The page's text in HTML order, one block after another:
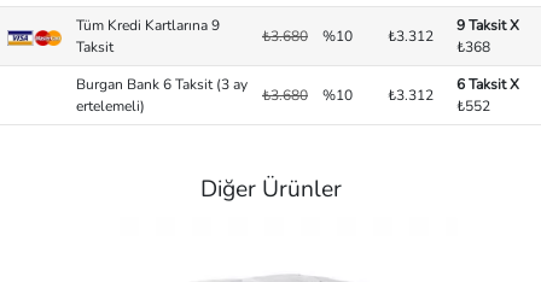
Tüm Kredi Kartlarına 9
Taksit
₺3.680 %10 ₺3.312
9 Taksit X
₺368
Burgan Bank 6 Taksit (3 ay
ertelemeli)
₺3.680 %10 ₺3.312
6 Taksit X
₺552
Diğer Ürünler